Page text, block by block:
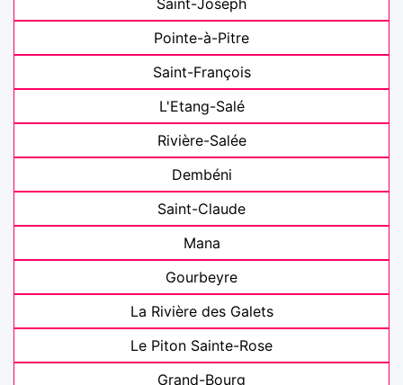
Saint-Joseph
Pointe-à-Pitre
Saint-François
L'Etang-Salé
Rivière-Salée
Dembéni
Saint-Claude
Mana
Gourbeyre
La Rivière des Galets
Le Piton Sainte-Rose
Grand-Bourg